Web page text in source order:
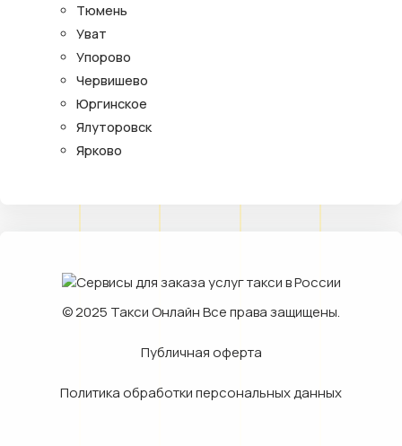
Тюмень
Уват
Упорово
Червишево
Юргинское
Ялуторовск
Ярково
© 2025 Такси ОнлайнВсе права защищены.
Публичная оферта
Политика обработки персональных данных